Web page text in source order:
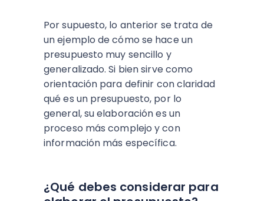
Por supuesto, lo anterior se trata de
un ejemplo de cómo se hace un
presupuesto muy sencillo y
generalizado. Si bien sirve como
orientación para definir con claridad
qué es un presupuesto, por lo
general, su elaboración es un
proceso más complejo y con
información más específica.
¿Qué debes considerar para